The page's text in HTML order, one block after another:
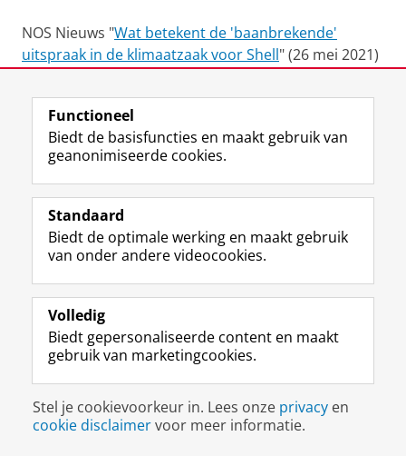
NOS Nieuws "Wat betekent de 'baanbrekende'
uitspraak in de klimaatzaak voor Shell" (26 mei 2021)
WNL "Elektriciteit van nieuwe Nederlandse
windparken al verkocht aan Amazon voordat deze is
opgewekt" (TV programma 'Stand van Nederland:
Generatie Next', 22 mei 2021)
RTL Nieuws "
Netbeheerders hebben tot 2050 100
miljard nodig voor energietransitie
" (door Sjors
Rodenburg, 15 april 2021)
Elsevier Weekblad "Waarom Nederland vol voor
waterstof moet gaan
Rademaker, 27 maart 2021)
FD "Waterstofrevolutie in Groningse gascentrale
stokt door gebrek aan subsidie" (door Carel Grol, 8
maart 2021)
Functioneel
Biedt de basisfuncties en maakt gebruik van
geanonimiseerde cookies.
Standaard
Biedt de optimale werking en maakt gebruik
van onder andere videocookies.
Volledig
Biedt gepersonaliseerde content en maakt
gebruik van marketingcookies.
Stel je cookievoorkeur in. Lees onze privacy en
cookie disclaimervoor meer informatie.